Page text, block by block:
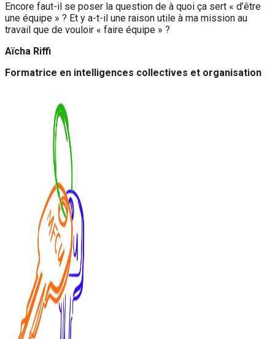
Encore faut-il se poser la question de à quoi ça sert « d’être
une équipe » ? Et y a-t-il une raison utile à ma mission au
travail que de vouloir « faire équipe » ?
Aïcha Riffi
Formatrice en intelligences collectives et organisation